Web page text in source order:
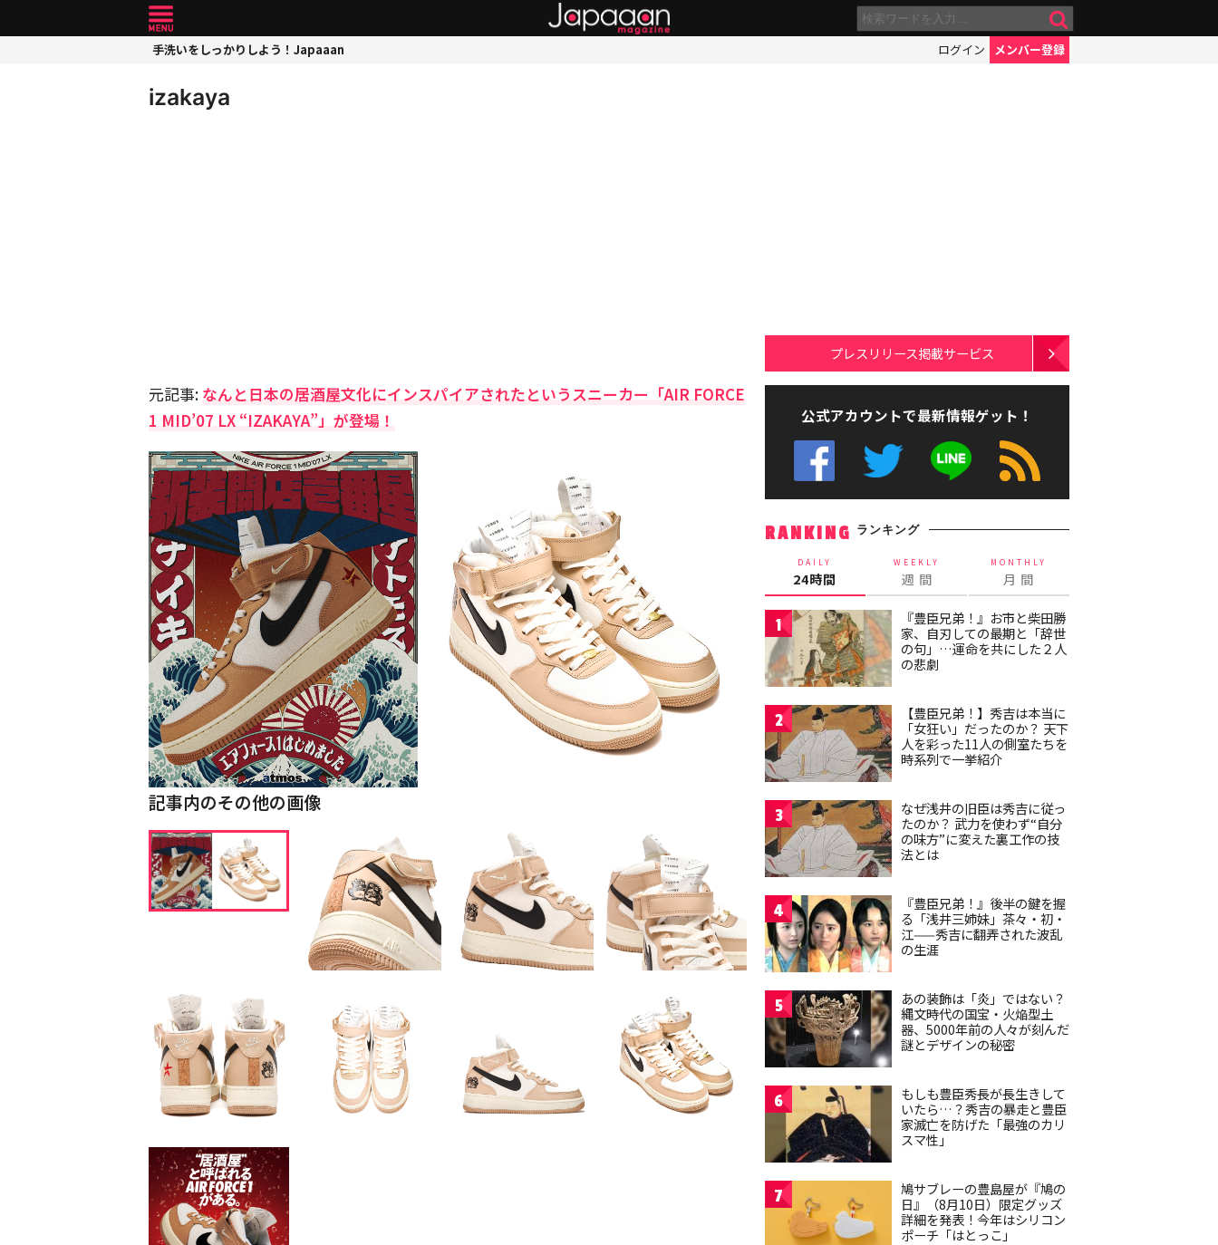
手洗いをしっかりしよう！Japaaan ログイン メンバー登録
izakaya
元記事: なんと日本の居酒屋文化にインスパイアされたというスニーカー「AIR FORCE
1 MID’07 LX “IZAKAYA”」が登場！
記事内のその他の画像
プレスリリース掲載サービス
公式アカウントで最新情報ゲット！
RANKING ランキング
DAILY
24時間
WEEKLY
週 間
MONTHLY
月 間
1
『豊臣兄弟！』お市と柴田勝
家、自刃しての最期と「辞世
の句」…運命を共にした２人
の悲劇
2
【豊臣兄弟！】秀吉は本当に
「女狂い」だったのか？ 天下
人を彩った11人の側室たちを
時系列で一挙紹介
3
なぜ浅井の旧臣は秀吉に従っ
たのか？ 武力を使わず“自分
の味方”に変えた裏工作の技
法とは
4
『豊臣兄弟！』後半の鍵を握
る「浅井三姉妹」茶々・初・
江——秀吉に翻弄された波乱
の生涯
5
あの装飾は「炎」ではない？
縄文時代の国宝・火焔型土
器、5000年前の人々が刻んだ
謎とデザインの秘密
6
もしも豊臣秀長が長生きして
いたら…？秀吉の暴走と豊臣
家滅亡を防げた「最強のカリ
スマ性」
7
鳩サブレーの豊島屋が『鳩の
日』（8月10日）限定グッズ
詳細を発表！今年はシリコン
ポーチ「はとっこ」